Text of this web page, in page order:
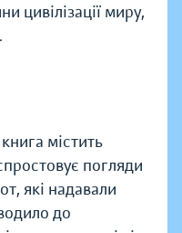
цивілізації миру,
містить
погляди
які надавали
до